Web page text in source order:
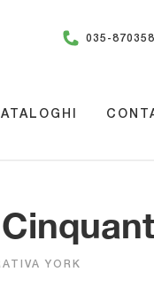
035-870358
YORK